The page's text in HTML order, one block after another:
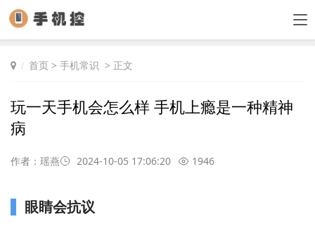
首页 > 手机常识 > 正文
玩一天手机会怎么样 手机上瘾是一种精神
病
作者：瑶燕 2024-10-05 17:06:20 1946
眼睛会抗议